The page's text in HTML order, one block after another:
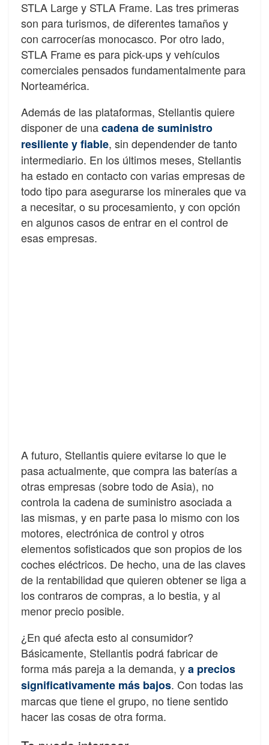
STLA Large y STLA Frame. Las tres primeras
son para turismos, de diferentes tamaños y
con carrocerías monocasco. Por otro lado,
STLA Frame es para pick-ups y vehículos
comerciales pensados fundamentalmente para
Norteamérica.
Además de las plataformas, Stellantis quiere
disponer de unacadena de suministro
resiliente y fiable, sin dependender de tanto
intermediario. En los últimos meses, Stellantis
ha estado en contacto con varias empresas de
todo tipo para asegurarse los minerales que va
a necesitar, o su procesamiento, y con opción
en algunos casos de entrar en el control de
esas empresas.
A futuro, Stellantis quiere evitarse lo que le
pasa actualmente, que compra las baterías a
otras empresas (sobre todo de Asia), no
controla la cadena de suministro asociada a
las mismas, y en parte pasa lo mismo con los
motores, electrónica de control y otros
elementos sofisticados que son propios de los
coches eléctricos. De hecho, una de las claves
de la rentabilidad que quieren obtener se liga a
los contraros de compras, a lo bestia, y al
menor precio posible.
¿En qué afecta esto al consumidor?
Básicamente, Stellantis podrá fabricar de
forma más pareja a la demanda, ya precios
significativamente más bajos. Con todas las
marcas que tiene el grupo, no tiene sentido
hacer las cosas de otra forma.